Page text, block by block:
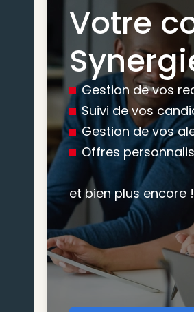
Nous vous
votre recherche,
mesure pour
atteindre vos
Votre
Gestion de vos
Suivi de vos
Gestion de vos
Offres
et bien plus encore !